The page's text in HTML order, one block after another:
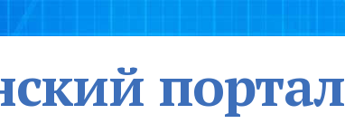
портал